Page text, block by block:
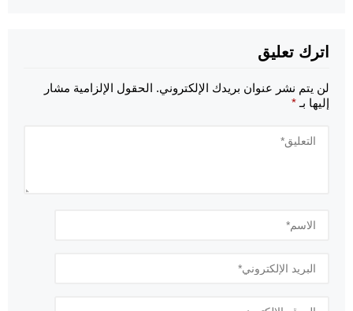
اترك تعليق
لن يتم نشر عنوان بريدك الإلكتروني. الحقول الإلزامية مشار
إليها بـ*